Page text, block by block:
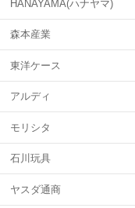
HANAYAMA(ハナヤマ)
森本産業
東洋ケース
アルディ
モリシタ
石川玩具
ヤスダ通商